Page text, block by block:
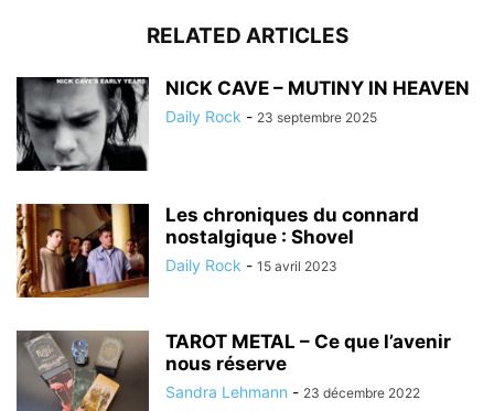
RELATED ARTICLES
NICK CAVE – MUTINY IN HEAVEN
Daily Rock - 23 septembre 2025
Les chroniques du connard
nostalgique : Shovel
Daily Rock - 15 avril 2023
TAROT METAL – Ce que l’avenir
nous réserve
Sandra Lehmann - 23 décembre 2022